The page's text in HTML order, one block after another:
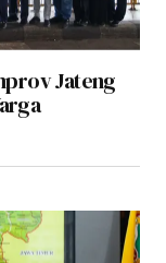
Jateng